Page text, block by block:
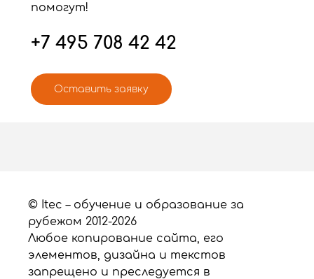
помогут!
+7 495 708 42 42
Оставить заявку
© Itec – обучение и образование за
рубежом 2012-2026
Любое копирование сайта, его
элементов, дизайна и текстов
запрещено и преследуется в